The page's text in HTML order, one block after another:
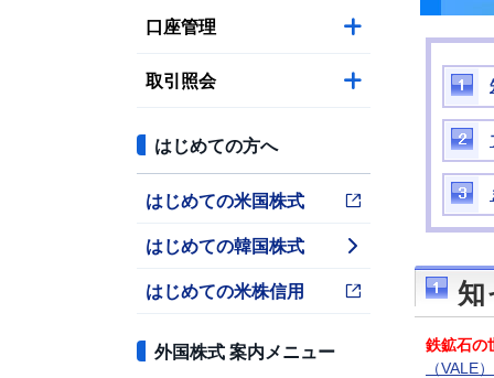
口座管理
取引照会
はじめての方へ
はじめての米国株式
はじめての韓国株式
はじめての米株信用
外国株式 案内メニュー
知
鉄鉱石の
（VALE）